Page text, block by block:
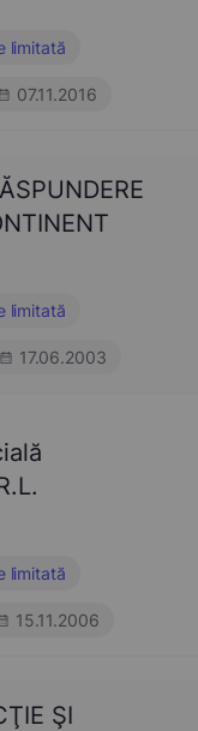
limitată
07.11.2016
limitată
17.06.2003
limitată
15.11.2006
ŞI